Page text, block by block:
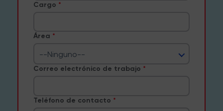
Cargo
Área
--Ninguno--
Correo electrónico de trabajo
Teléfono de contacto